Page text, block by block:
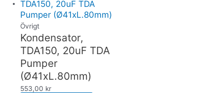
Övrigt
Kondensator,
TDA150, 20uF TDA
Pumper
(Ø41xL.80mm)
553,00 kr